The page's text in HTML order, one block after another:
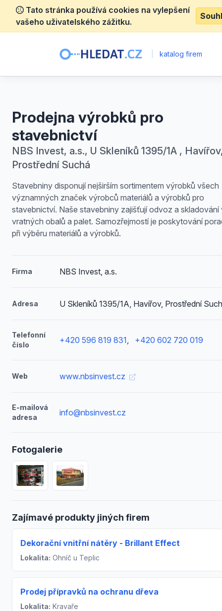
Tato stránka používá cookies na vylepšení
vašeho uživatelského zážitku.
katalog firem
Prodejna výrobků pro
stavebnictví
NBS Invest, a.s., U Skleníků 1395/1A ,
Prostřední Suchá
Stavebniny disponují nejširším sortimentem výrobků všech
významných značek výrobců materiálů a výrobků pro
stavebnictví. Naše stavebniny zajišťují odvoz a skladování
vratných obalů a palet. Samozřejmostí je poskytování
při výběru materiálů a výrobků.
Firma NBS Invest, a.s.
Adresa U Skleníků 1395/1A, Havířov, Prostřední
Telefonní
číslo
+420 596 819 831, +420 602 720 019
Web www.nbsinvest.cz
E-mailová
adresa
info@nbsinvest.cz
Fotogalerie
Zajímavé produkty jiných firem
Dekorační vnitřní nátěry - Brillant Effect
Lokalita: Ohníč u Teplic
Prodej přípravků na ochranu dřeva
Lokalita: Kravaře